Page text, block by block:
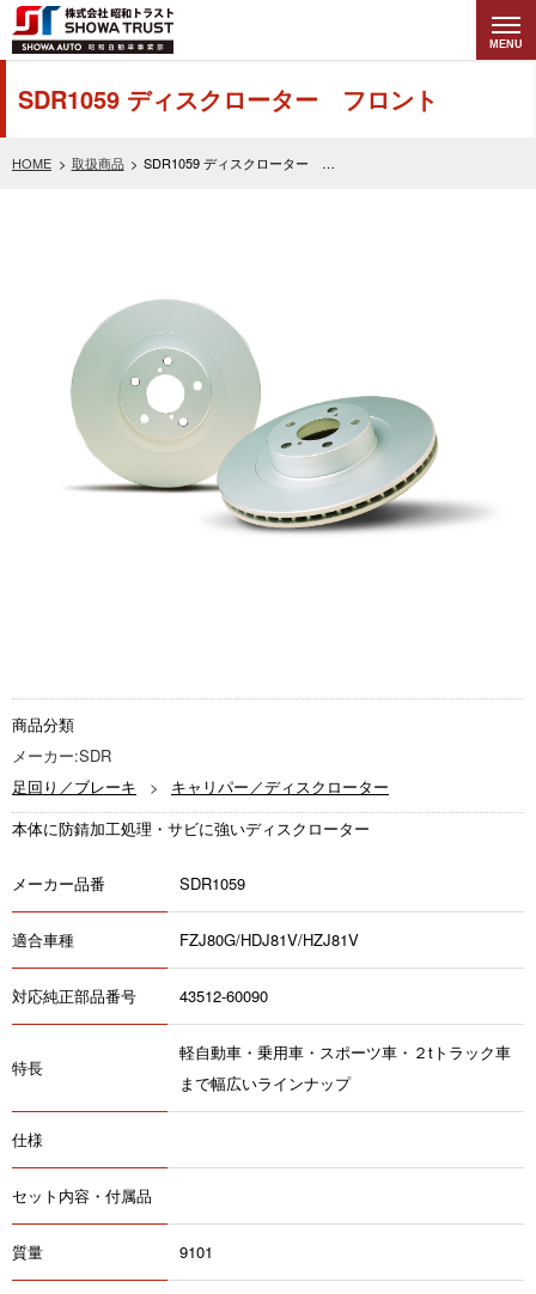
株式会社昭和トラ
スト (SHOWA
MENU
HOME 取扱商品 SDR1059 ディスクローター フロント
SDR1059 ディスクローター フロント
商品分類
メーカー:SDR
足回り／ブレーキ
キャリパー／ディスクローター
本体に防錆加工処理・サビに強いディスクローター
メーカー品番 SDR1059
適合車種 FZJ80G/HDJ81V/HZJ81V
対応純正部品番号 43512-60090
特長
軽自動車・乗用車・スポーツ車・２tトラック車
まで幅広いラインナップ
仕様
セット内容・付属品
質量 9101